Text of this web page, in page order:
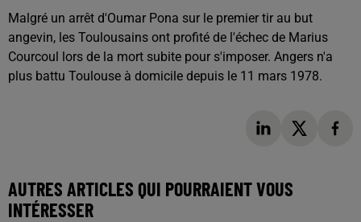
Malgré un arrêt d'Oumar Pona sur le premier tir au but
angevin, les Toulousains ont profité de l'échec de Marius
Courcoul lors de la mort subite pour s'imposer. Angers n'a
plus battu Toulouse à domicile depuis le 11 mars 1978.
AUTRES ARTICLES QUI POURRAIENT VOUS
INTÉRESSER